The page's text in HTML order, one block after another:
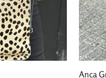
Anca